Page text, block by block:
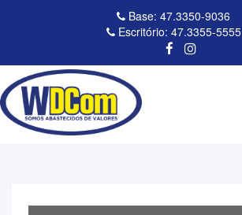
Base: 47.3350-9036
Escritório: 47.3355-5555